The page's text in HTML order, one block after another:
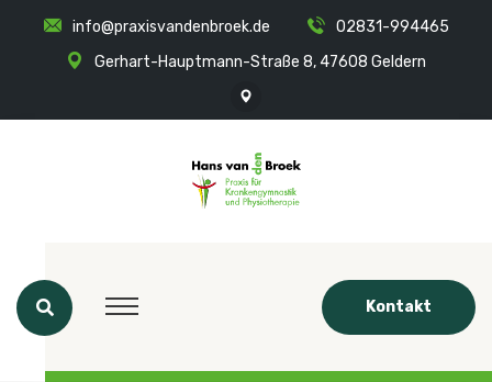
info@praxisvandenbroek.de
02831-994465
Gerhart-Hauptmann-Straße 8, 47608 Geldern
Kontakt